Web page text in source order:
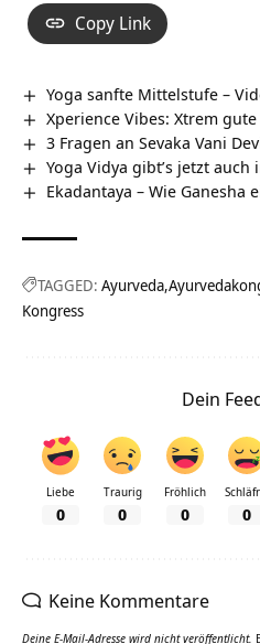
Copy Link
Yoga sanfte Mittelstufe –
Xperience Vibes: Xtrem
3 Fragen an Sevaka Vani
Yoga Vidya gibt’s jetzt auch
Ekadantaya – Wie Ganesha
TAGGED: Ayurveda
Kongress
Dein
Liebe
0
Traurig
0
Fröhlich
0 0
Keine Kommentare
Deine E-Mail-Adresse wird nicht veröffentlicht.